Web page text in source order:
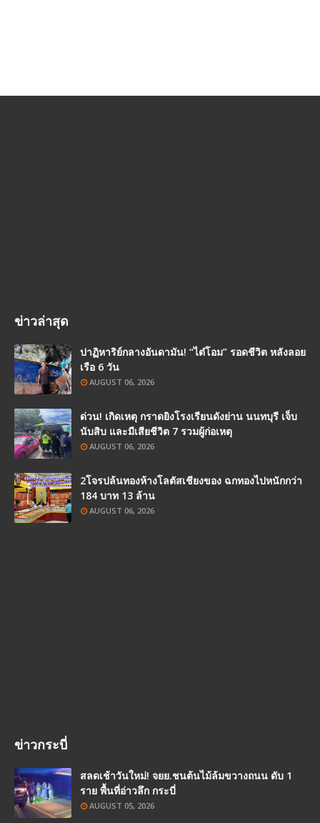
ข่าวล่าสุด
ปาฏิหาริย์กลางอันดามัน! “ไต๋โอม” รอดชีวิต หลังลอย
เรือ 6 วัน
AUGUST 06, 2026
ด่วน! เกิดเหตุ กราดยิงโรงเรียนดังย่าน นนทบุรี เจ็บ
นับสิบ และมีเสียชีวิต 7 รวมผู้ก่อเหตุ
AUGUST 06, 2026
2โจรปล้นทองห้างโลตัสเชียงของ ฉกทองไปหนักกว่า
184 บาท 13 ล้าน
AUGUST 06, 2026
ข่าวกระบี่
สลดเช้าวันใหม่! จยย.ชนต้นไม้ล้มขวางถนน ดับ 1
ราย พื้นที่อ่าวลึก กระบี่
AUGUST 05, 2026